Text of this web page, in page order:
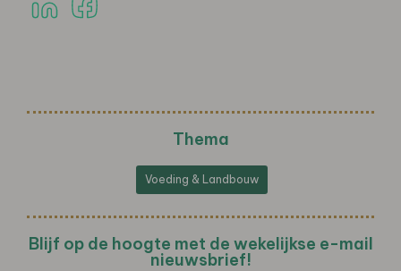
Thema
Voeding & Landbouw
Blijf op de hoogte met de wekelijkse e-mail
nieuwsbrief!